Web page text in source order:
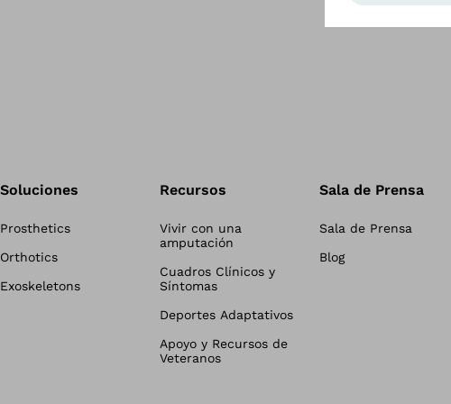
Soluciones
Prosthetics
Orthotics
Exoskeletons
Recursos
Vivir con una
amputación
Cuadros Clínicos y
Síntomas
Deportes Adaptativos
Apoyo y Recursos de
Veteranos
Sala de Prensa
Sala de Prensa
Blog